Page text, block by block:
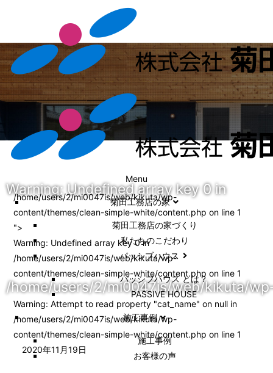
Menu
菊田工務店の家
菊田工務店の家づくり​
私たちのこだわり
パッシブハウス
パッシブハウス とは？
PASSIVE HOUSE
施工事例
施⼯事例
お客様の声
Warning: Undefined array key 0 in
/home/users/2/mi0047is/web/kikuta/
/home/users/2/mi0047is/web/kikuta/wp-
content/themes/clean-simple-white/content.php on line1
">
Warning: Undefined array key 0 in
/home/users/2/mi0047is/web/kikuta/wp-
content/themes/clean-simple-white/content.php on line1
Warning: Attempt to read property "cat_name" on null in
/home/users/2/mi0047is/web/kikuta/wp-
content/themes/clean-simple-white/content.php on line1
2020年11月19日